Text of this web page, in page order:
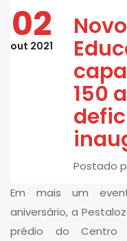
02
out 2021
150
Postado
Em mais um
aniversário, a
prédio do Centro